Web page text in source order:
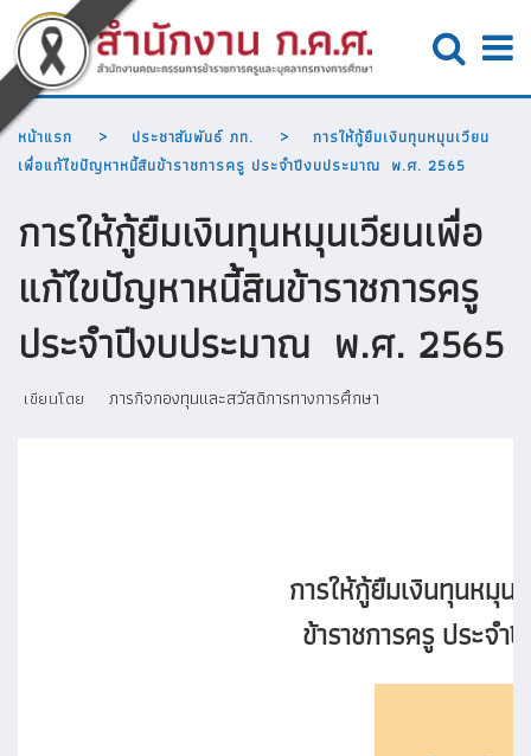
หน้าแรก ประชาสัมพันธ์ ภท.
การให้กู้ยืมเงินทุนหมุนเวียน
เพื่อแก้ไขปัญหาหนี้สินข้าราชการครู ประจำปีงบประมาณ พ.ศ. 2565
การให้กู้ยืมเงินทุนหมุนเวียนเพื่อ
แก้ไขปัญหาหนี้สินข้าราชการครู
ประจำปีงบประมาณ พ.ศ. 2565
เขียนโดย ภารกิจกองทุนและสวัสดิการทางการศึกษา
การให้กู้ยืมเงินทุนหมุ
ข้าราชการครูประจำ